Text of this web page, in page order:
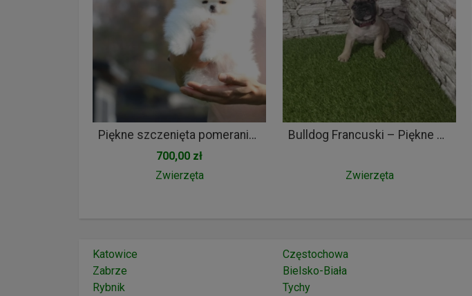
Piękne szczenięta pomeraniana na sprzedaż. Wszystkie są zdrowe,
700,00 zł
Zwierzęta
Bulldog Francuski – Piękne Szczenięta
Zwierzęta
Katowice Częstochowa
Zabrze
Bielsko-Biała
Rybnik
Tychy